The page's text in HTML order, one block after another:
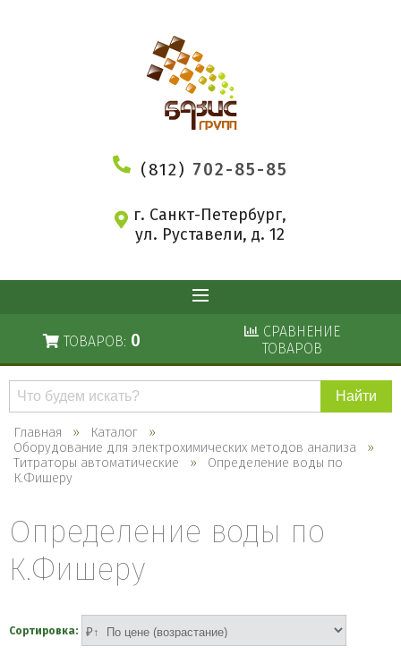
(812) 702-85-85
г. Санкт-Петербург,
ул. Руставели, д. 12
ТОВАРОВ: 0
СРАВНЕНИЕ
ТОВАРОВ
Поиск
каталогу
Главная
Каталог
Оборудование для электрохимических методов анализа
Титраторы автоматические
Определение воды по
К.Фишеру
Определение воды по
К.Фишеру
Сортировка: